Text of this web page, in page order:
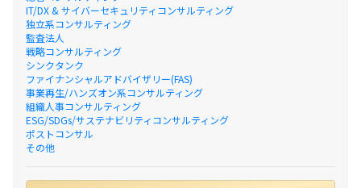
IT/DX & サイバーセキュリティコンサルティング
独立系コンサルティング
監査法人
戦略コンサルティング
シンクタンク
ファイナンシャルアドバイザリー(FAS)
事業再生/ハンズオン系コンサルティング
組織人事コンサルティング
ESG/SDGs/サステナビリティコンサルティング
ポストコンサル
その他